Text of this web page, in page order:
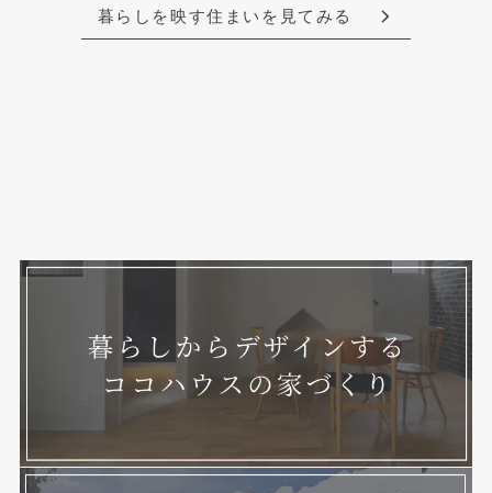
暮らしを映す住まいを見てみる